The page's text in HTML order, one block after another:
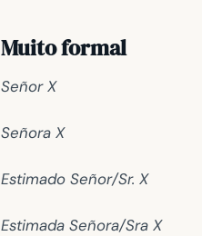
Muito formal
Señor X
Señora X
Estimado Señor/Sr. X
Estimada Señora/Sra X